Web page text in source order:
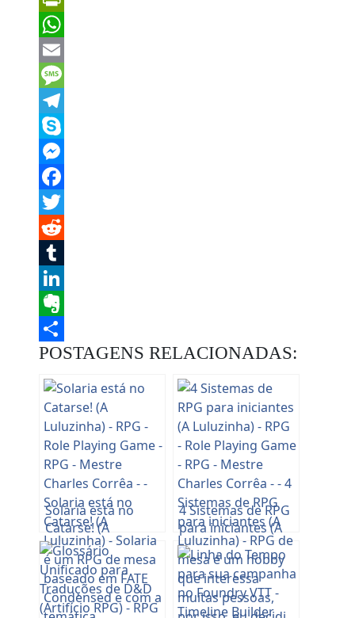
PrintFriendly
WhatsApp
Email
Message
Telegram
Skype
Messenger
Facebook
Twitter
Reddit
Tumblr
LinkedIn
Evernote
Share
POSTAGENS RELACIONADAS:
Solaria está no
Catarse! (A
Luluzinha)
4 Sistemas de RPG
para iniciantes (A
Luluzinha)